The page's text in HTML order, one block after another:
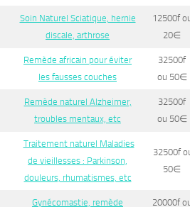
Soin Naturel Sciatique, hernie
discale, arthrose
12500f
20∈
Remède africain pour éviter
les fausses couches
32500f
ou 50∈
Remède naturel Alzheimer,
troubles mentaux, etc
32500f
ou 50∈
Traitement naturel Maladies
de vieillesses : Parkinson,
douleurs, rhumatismes, etc
32500f
50∈
Gynécomastie, remède
20000f